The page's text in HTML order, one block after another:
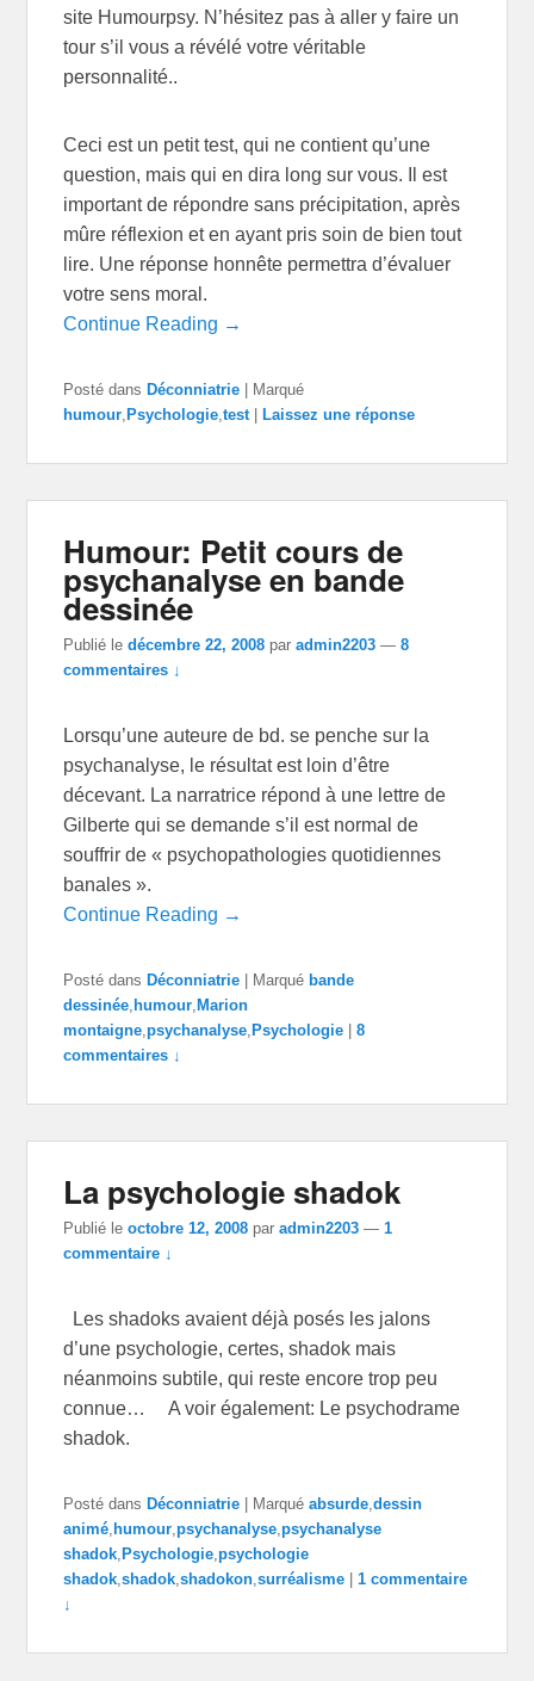
site Humourpsy. N’hésitez pas à aller y faire un
tour s’il vous a révélé votre véritable
personnalité..
Ceci est un petit test, qui ne contient qu’une
question, mais qui en dira long sur vous. Il est
important de répondre sans précipitation, après
mûre réflexion et en ayant pris soin de bien tout
lire. Une réponse honnête permettra d’évaluer
votre sens moral.
Continue Reading →
Posté dans Déconniatrie
Marqué
humour, Psychologie,test Laissez une réponse
Humour: Petit cours de
psychanalyse en bande
dessinée
Publié ledécembre 22, 2008 paradmin2203 —8
commentaires ↓
Lorsqu’une auteure de bd. se penche sur la
psychanalyse, le résultat est loin d’être
décevant. La narratrice répond à une lettre de
Gilberte qui se demande s’il est normal de
souffrir de « psychopathologies quotidiennes
banales ».
Continue Reading →
Posté dans Déconniatrie Marqué bande
dessinée, humour, Marion
montaigne,psychanalyse, Psychologie |8
commentaires ↓
La psychologie shadok
Publié leoctobre 12, 2008 paradmin2203 —1
commentaire ↓
Les shadoks avaient déjà posés les jalons
d’une psychologie, certes, shadok mais
néanmoins subtile, qui reste encore trop peu
connue… A voir également: Le psychodrame
shadok.
Posté dans Déconniatrie Marqué absurde ,dessin
animé humour ,psychanalyse ,psychanalyse
shadok Psychologie ,psychologie
shadok ,shadok ,shadokon ,surréalisme |1 commentaire
↓